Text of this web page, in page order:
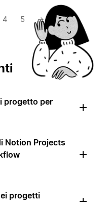
4 5 →
progetto per
Notion Projects
progetti